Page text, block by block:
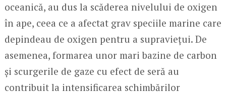
oceanică, au dus la scăderea nivelului de oxigen
în ape, ceea ce a afectat grav speciile marine care
depindeau de oxigen pentru a supraviețui. De
asemenea, formarea unor mari bazine de carbon
și scurgerile de gaze cu efect de seră au
contribuit la intensificarea schimbărilor